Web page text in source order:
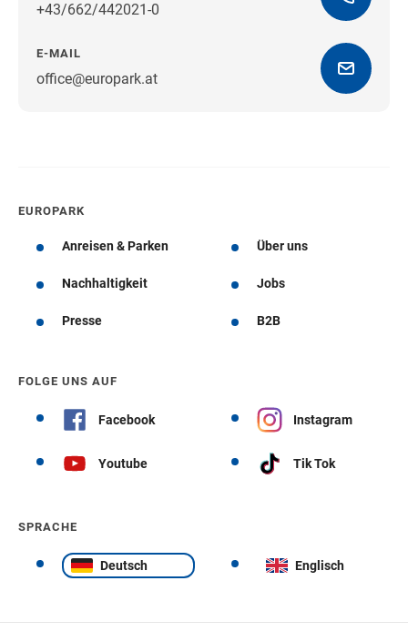
+43/662/442021-0
E-MAIL
office@europark.atWegbeschreibung erhalten
EUROPARK
Anreisen & Parken Über uns
Nachhaltigkeit Jobs
Presse B2B
FOLGE UNS AUF
Facebook Instagram
Youtube Tik Tok
SPRACHE
Deutsch Englisch